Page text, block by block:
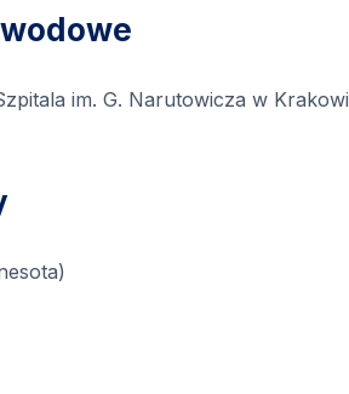
im. G. Narutowicza w